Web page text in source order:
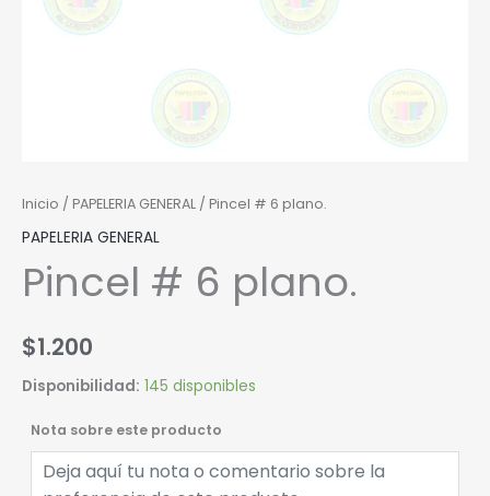
Inicio / PAPELERIA GENERAL / Pincel # 6 plano.
PAPELERIA GENERAL
Pincel # 6 plano.
$1.200
Disponibilidad: 145 disponibles
Nota sobre este producto